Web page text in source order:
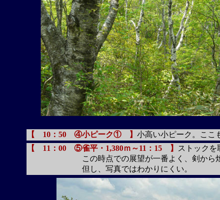
【 10：50 ④小ピーク① 】 小高い小ピーク。ここ
【 11：00 ⑤雀平・1,380ｍ～11：15 】
ストックを
この時点での展望が一番よく、剣から焼岳
但し、写真ではわかりにくい。